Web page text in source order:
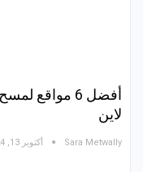
لاين
Sara Metwally أكتوبر 13, 2024